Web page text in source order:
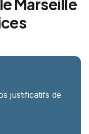
Marseille
justificatifs de